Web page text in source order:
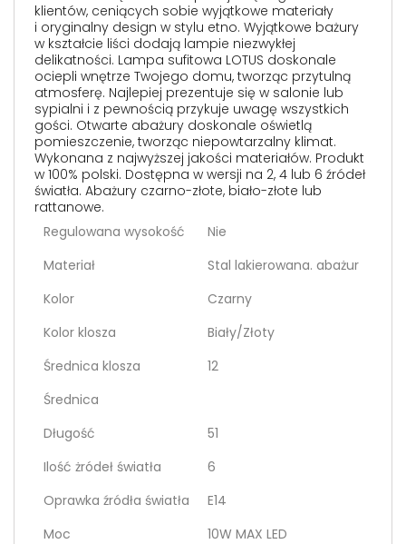
klientów, ceniących sobie wyjątkowe materiały
i oryginalny design w stylu etno. Wyjątkowe bażury
w kształcie liści dodają lampie niezwykłej
delikatności. Lampa sufitowa LOTUS doskonale
ociepli wnętrze Twojego domu, tworząc przytulną
atmosferę. Najlepiej prezentuje się w salonie lub
sypialni i z pewnością przykuje uwagę wszystkich
gości. Otwarte abażury doskonale oświetlą
pomieszczenie, tworząc niepowtarzalny klimat.
Wykonana z najwyższej jakości materiałów. Produkt
w 100% polski. Dostępna w wersji na 2, 4 lub 6 źródeł
światła. Abażury czarno-złote, biało-złote lub
rattanowe.
Regulowana wysokość
Nie
Materiał
Stal lakierowana. abażur
Kolor
Czarny
Kolor klosza
Biały/Złoty
Średnica klosza
12
Średnica
Długość
51
Ilość żródeł światła
6
Oprawka źródła światła
E14
Moc
10W MAX LED